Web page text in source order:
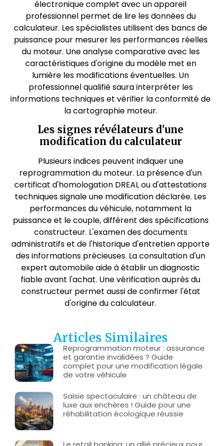
Articles Similaires
Reprogrammation moteur : assurance
et garantie invalidées ? Guide
complet pour une modification légale
de votre véhicule
Saisie spectaculaire : un château de
luxe aux enchères ! Guide pour une
réhabilitation écologique réussie
électronique complet avec un appareil
professionnel permet de lire les données du
calculateur. Les spécialistes utilisent des bancs de
puissance pour mesurer les performances réelles
du moteur. Une analyse comparative avec les
caractéristiques d'origine du modèle met en
lumière les modifications éventuelles. Un
professionnel qualifié saura interpréter les
informations techniques et vérifier la conformité de
la cartographie moteur.
Les signes révélateurs d'une
modification du calculateur
Plusieurs indices peuvent indiquer une
reprogrammation du moteur. La présence d'un
certificat d'homologation DREAL ou d'attestations
techniques signale une modification déclarée. Les
performances du véhicule, notamment la
puissance et le couple, diffèrent des spécifications
constructeur. L'examen des documents
administratifs et de l'historique d'entretien apporte
des informations précieuses. La consultation d'un
expert automobile aide à établir un diagnostic
fiable avant l'achat. Une vérification auprès du
constructeur permet aussi de confirmer l'état
d'origine du calculateur.